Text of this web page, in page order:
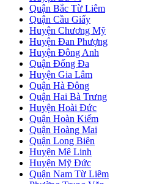
Quận Bắc Từ Liêm
Quận Cầu Giấy
Huyện Chương Mỹ
Huyện Đan Phượng
Huyện Đông Anh
Quận Đống Đa
Huyện Gia Lâm
Quận Hà Đông
Quận Hai Bà Trưng
Huyện Hoài Đức
Quận Hoàn Kiếm
Quận Hoàng Mai
Quận Long Biên
Huyện Mê Linh
Huyện Mỹ Đức
Quận Nam Từ Liêm